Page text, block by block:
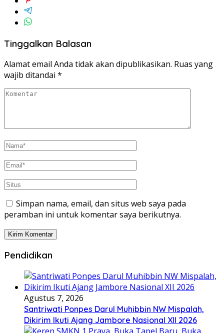
Tinggalkan Balasan
Alamat email Anda tidak akan dipublikasikan. Ruas yang
wajib ditandai *
Simpan nama, email, dan situs web saya pada
peramban ini untuk komentar saya berikutnya.
Pendidikan
Agustus 7, 2026
Santriwati Ponpes Darul Muhibbin NW Mispalah,
Dikirim Ikuti Ajang Jambore Nasional XII 2026